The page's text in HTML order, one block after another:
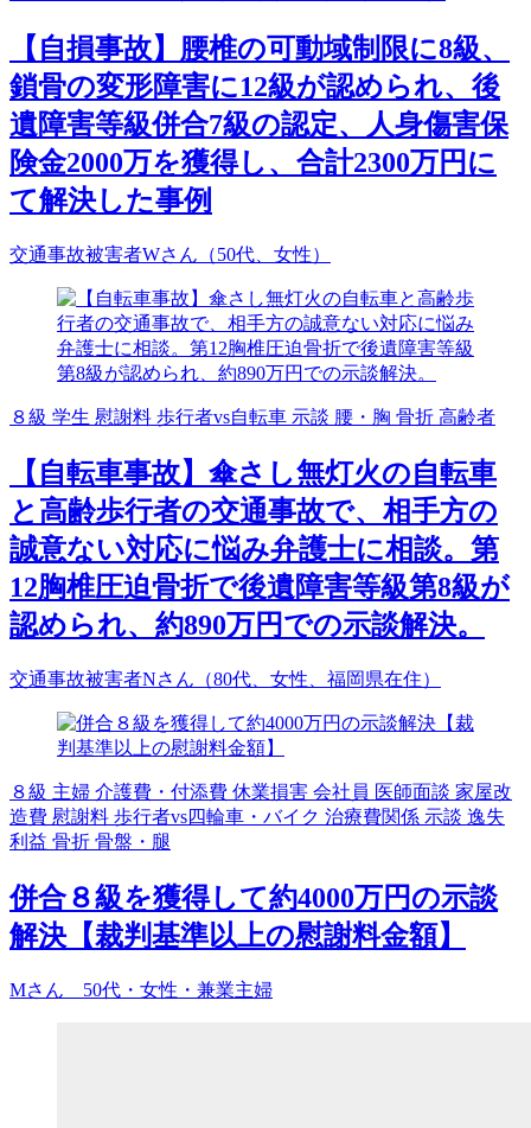
【自損事故】腰椎の可動域制限に8級、
鎖骨の変形障害に12級が認められ、後
遺障害等級併合7級の認定、人身傷害保
険金2000万を獲得し、合計2300万円に
て解決した事例
交通事故被害者Wさん（50代、女性）
８級 学生 慰謝料 歩行者vs自転車 示談 腰・胸 骨折 高齢者
【自転車事故】傘さし無灯火の自転車
と高齢歩行者の交通事故で、相手方の
誠意ない対応に悩み弁護士に相談。第
12胸椎圧迫骨折で後遺障害等級第8級が
認められ、約890万円での示談解決。
交通事故被害者Nさん（80代、女性、福岡県在住）
８級 主婦 介護費・付添費 休業損害 会社員 医師面談 家屋改
造費 慰謝料 歩行者vs四輪車・バイク 治療費関係 示談 逸失
利益 骨折 骨盤・腿
併合８級を獲得して約4000万円の示談
解決【裁判基準以上の慰謝料金額】
Mさん 50代・女性・兼業主婦